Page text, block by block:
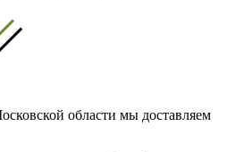
области мы доставляем